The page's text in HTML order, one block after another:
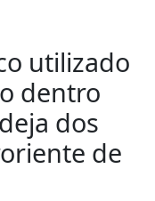
utilizado
dentro
dos
de